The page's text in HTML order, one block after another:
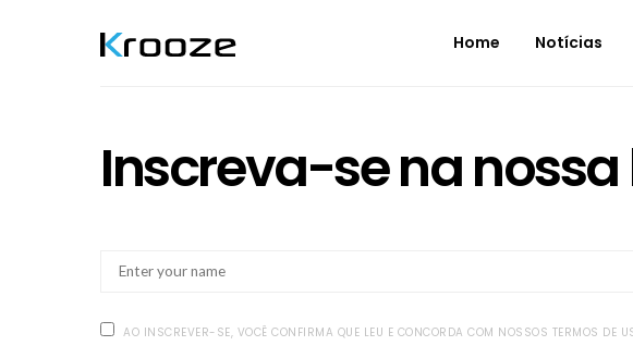
Home Notícias
Inscreva-se na
AO INSCREVER-SE, VOCÊ CONFIRMA QUE LEU E CONCORDA COM NOSSOS TERMOS DE